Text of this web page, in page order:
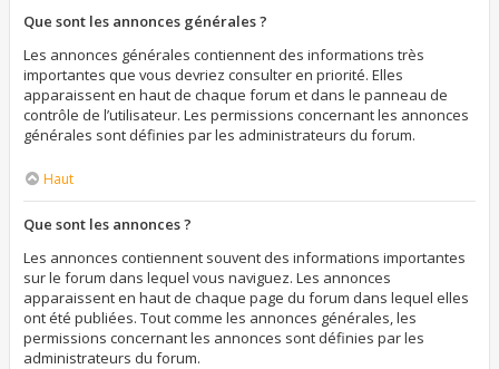
Que sont les annonces générales ?
Les annonces générales contiennent des informations très
importantes que vous devriez consulter en priorité. Elles
apparaissent en haut de chaque forum et dans le panneau de
contrôle de l’utilisateur. Les permissions concernant les annonces
générales sont définies par les administrateurs du forum.
Haut
Que sont les annonces ?
Les annonces contiennent souvent des informations importantes
sur le forum dans lequel vous naviguez. Les annonces
apparaissent en haut de chaque page du forum dans lequel elles
ont été publiées. Tout comme les annonces générales, les
permissions concernant les annonces sont définies par les
administrateurs du forum.